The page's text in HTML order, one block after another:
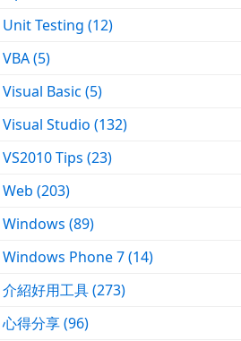
Unit Testing (12)
VBA(5)
Visual Basic (5)
Visual Studio (132)
VS2010 Tips (23)
Web (203)
Windows (89)
Windows Phone 7(14)
介紹好用工具(273)
心得分享(96)